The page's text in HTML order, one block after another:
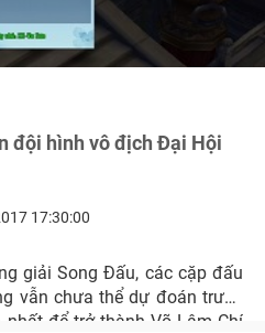
đội hình vô địch Đại Hội
17:30:00
giải Song Đấu, các cặp đấu
vẫn chưa thể dự đoán trước
để trở thành Võ Lâm Chí